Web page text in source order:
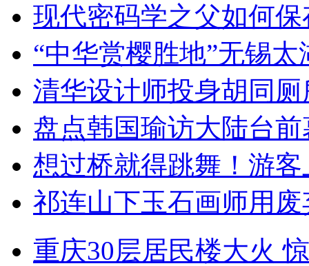
现代密码学之父如何
“中华赏樱胜地”无锡
清华设计师投身胡同
盘点韩国瑜访大陆台
想过桥就得跳舞！游客
祁连山下玉石画师用
重庆30层居民楼大火